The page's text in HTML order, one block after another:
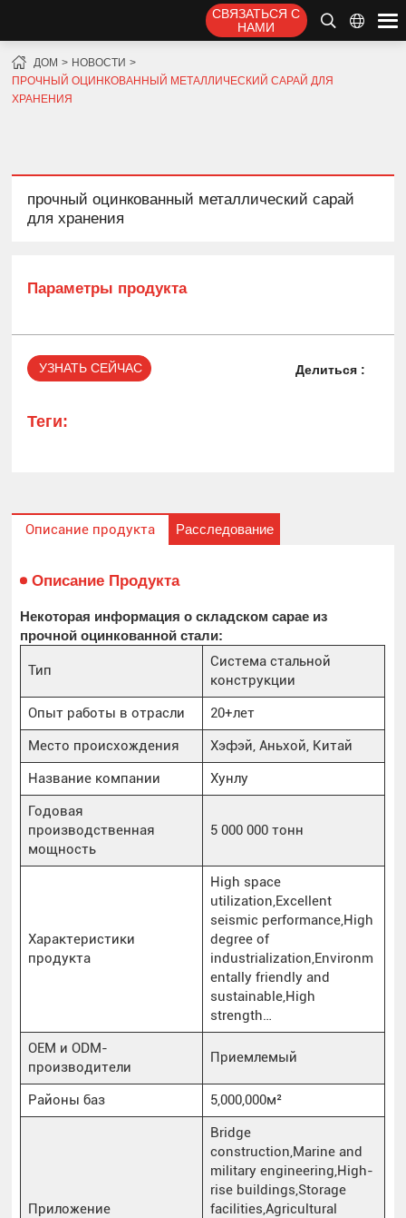
СВЯЗАТЬСЯ С
НАМИ
ДОМ
НОВОСТИ
ПРОЧНЫЙ ОЦИНКОВАННЫЙ МЕТАЛЛИЧЕСКИЙ САРАЙ ДЛЯ
ХРАНЕНИЯ
прочный оцинкованный металлический сарай
для хранения
Параметры продукта
УЗНАТЬ СЕЙЧАС Делиться :
Теги:
Описание продукта Расследование
Описание Продукта
Некоторая информация о складском сарае из
прочной оцинкованной стали:
Тип
Система стальной
конструкции
Опыт работы в отрасли
20+лет
Место происхождения
Хэфэй, Аньхой, Китай
Название компании
Хунлу
Годовая
производственная
мощность
5 000 000 тонн
Характеристики
продукта
High space
utilization,Excellent
seismic performance,High
degree of
industrialization,Environm
entally friendly and
sustainable,High
strength…
OEM и ODM-
производители
Приемлемый
Районы баз 5,000,000м²
Приложение
Bridge
construction,Marine and
military engineering,High-
rise buildings,Storage
facilities,Agricultural